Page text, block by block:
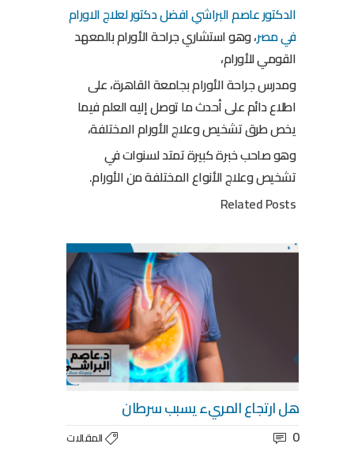
الدكتور عاصم البراشيافضل دكتور لعلاج الاورام
في مصر، وهو استشاري جراحة الأورام بالمعهد
القومي للأورام،
ومدرس جراحة الأورام بجامعة القاهرة، على
اطلاع دائم على أحدث ما توصل إليه العلم فيما
يخص طرق تشخيص وعلاج الأورام المختلفة،
وهو صاحب خبرة كبيرة تمتد لسنوات في
تشخيص وعلاج الأنواع المختلفة من الأورام.
Related Posts
هل ارتجاع المريء يسبب سرطان
المقالات 0